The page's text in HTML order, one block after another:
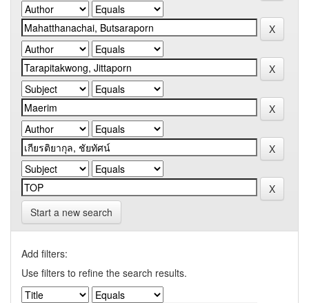
Start a new search
Add filters:
Use filters to refine the search results.